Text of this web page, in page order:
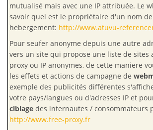
mutualisé mais avec une IP attribuée. Le
savoir quel est le propriétaire d'un nom
hebergement: http://www.atuvu-
Pour seufer anonyme depuis une autre
vers un site qui propose une liste de sites
proxy ou IP anonymes, de cette maniere
les effets et actions de campagne de
exemple des publicités différentes
votre pays/langues ou d'adresses IP et
ciblage des internautes / consommateurs
http://www.free-proxy.fr